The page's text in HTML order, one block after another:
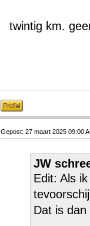
twintig km.
Gepost: 27 maart 2025 09:00
JW
Edit: Als
Dat is dan